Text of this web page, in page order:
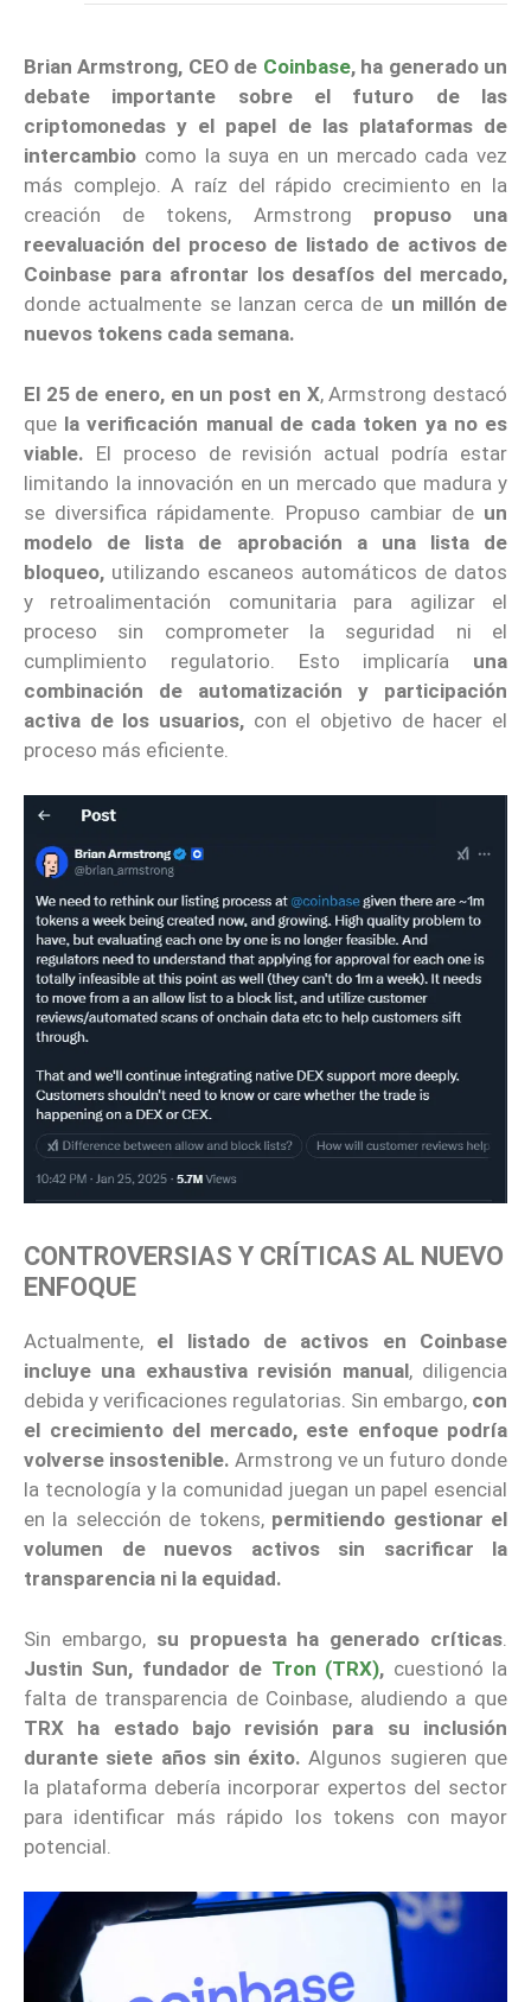
Brian Armstrong, CEO de Coinbase, ha generado un
debate importante sobre el futuro de las
criptomonedas y el papel de las plataformas de
intercambio como la suya en un mercado cada vez
más complejo. A raíz del rápido crecimiento en la
creación de tokens, Armstrong propuso una
reevaluación del proceso de listado de activos de
Coinbase para afrontar los desafíos del mercado,
donde actualmente se lanzan cerca de un millón de
nuevos tokens cada semana.
El 25 de enero, en un post en X, Armstrong destacó
que la verificación manual de cada token ya no es
viable. El proceso de revisión actual podría estar
limitando la innovación en un mercado que madura y
se diversifica rápidamente. Propuso cambiar deun
modelo de lista de aprobación a una lista de
bloqueo, utilizando escaneos automáticos de datos
y retroalimentación comunitaria para agilizar el
proceso sin comprometer la seguridad ni el
cumplimiento regulatorio. Esto implicaría una
combinación de automatización y participación
activa de los usuarios, con el objetivo de hacer el
proceso más eficiente.
CONTROVERSIAS Y CRÍTICAS AL NUEVO
ENFOQUE
Actualmente, el listado de activos en Coinbase
incluye una exhaustiva revisión manual, diligencia
debida y verificaciones regulatorias. Sin embargo, con
el crecimiento del mercado, este enfoque podría
volverse insostenible. Armstrong ve un futuro donde
la tecnología y la comunidad juegan un papel esencial
en la selección de tokens, permitiendo gestionar el
volumen de nuevos activos sin sacrificar la
transparencia ni la equidad.
Sin embargo, su propuesta ha generado críticas
Justin Sun, fundador de Tron (TRX), cuestionó la
falta de transparencia de Coinbase, aludiendo a que
TRX ha estado bajo revisión para su inclusión
durante siete años sin éxito. Algunos sugieren que
la plataforma debería incorporar expertos del sector
para identificar más rápido los tokens con mayor
potencial.